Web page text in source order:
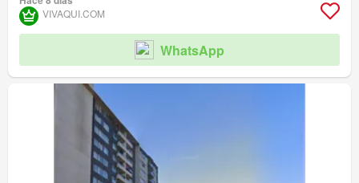
VIVAQUI.COM
WhatsApp